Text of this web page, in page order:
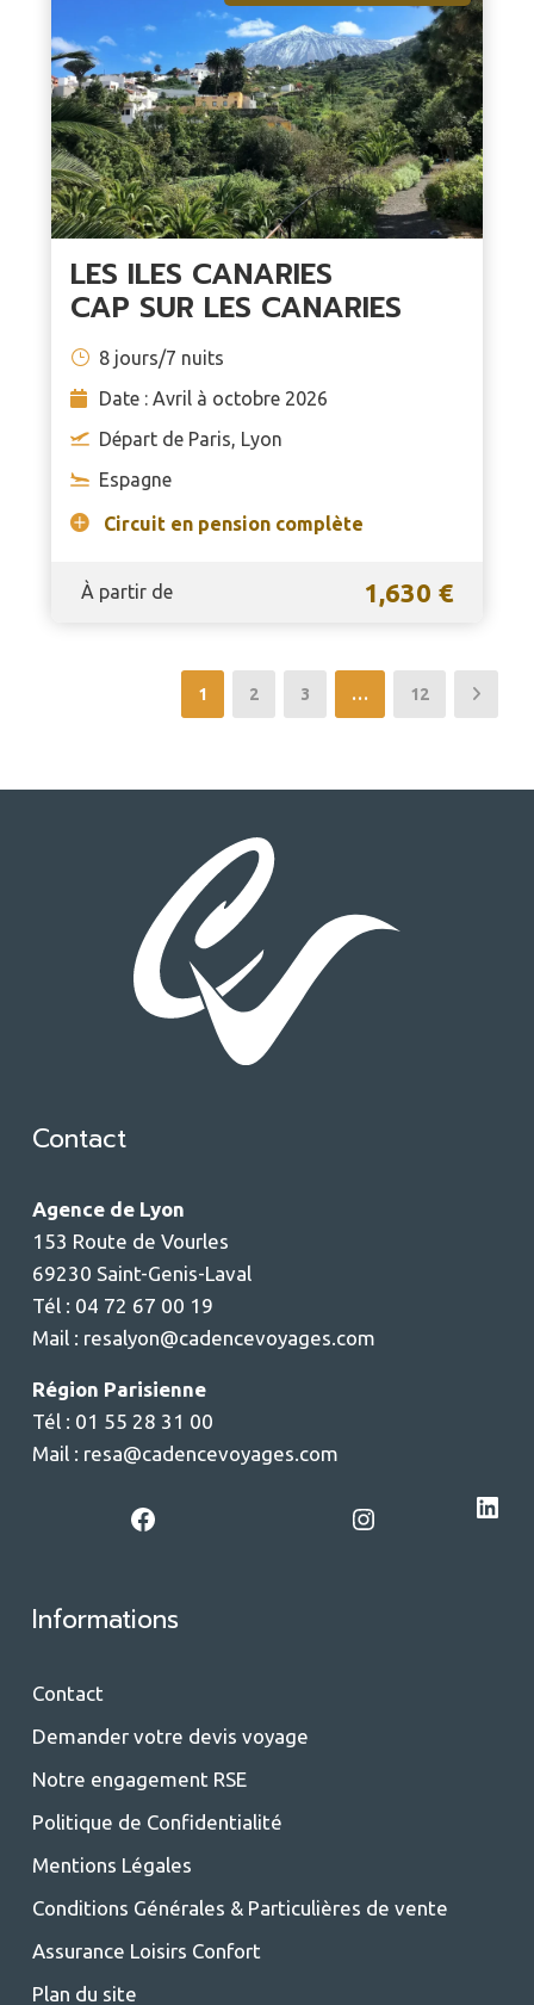
LES ILES CANARIES
CAP SUR LES CANARIES
8 jours/7 nuits
Date : Avril à octobre 2026
Départ de Paris, Lyon
Espagne
Circuit en pension complète
À partir de 1,630 €
1 2 3 … 12
Contact
Agence de Lyon
153 Route de Vourles
69230 Saint-Genis-Laval
Tél : 04 72 67 00 19
Mail : resalyon@cadencevoyages.com
Région Parisienne
Tél : 01 55 28 31 00
Mail : resa@cadencevoyages.com
Facebook Instagram LinkedIn
Informations
Contact
Demander votre devis voyage
Notre engagement RSE
Politique de Confidentialité
Mentions Légales
Conditions Générales & Particulières de vente
Assurance Loisirs Confort
Plan du site